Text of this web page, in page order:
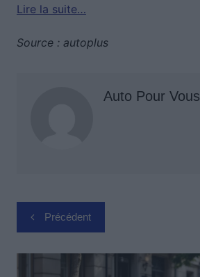
Lire la suite…
Source : autoplus
Auto Pour Vous
Navigation
de
l’article
Précédent